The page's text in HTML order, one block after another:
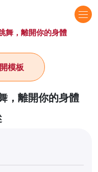
舞，離開你的身體
，離開你的身體
模板